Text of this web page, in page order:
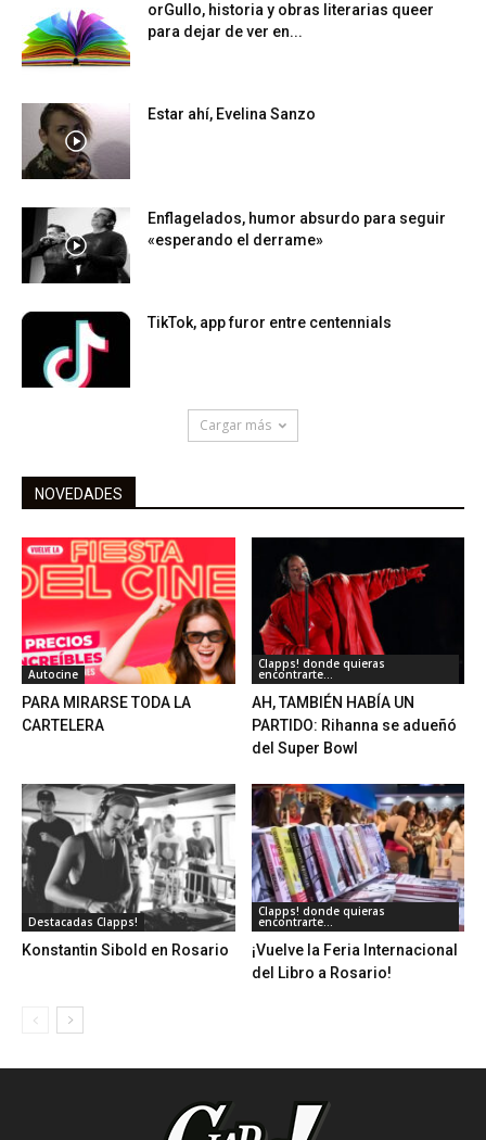
orGullo, historia y obras literarias queer
para dejar de ver en...
Estar ahí, Evelina Sanzo
Enflagelados, humor absurdo para seguir
«esperando el derrame»
TikTok, app furor entre centennials
Cargar más
NOVEDADES
Autocine
PARA MIRARSE TODA LA
CARTELERA
Clapps! donde quieras
encontrarte...
AH, TAMBIÉN HABÍA UN
PARTIDO: Rihanna se adueñó
del Super Bowl
Destacadas Clapps!
Konstantin Sibold en Rosario
Clapps! donde quieras
encontrarte...
¡Vuelve la Feria Internacional
del Libro a Rosario!